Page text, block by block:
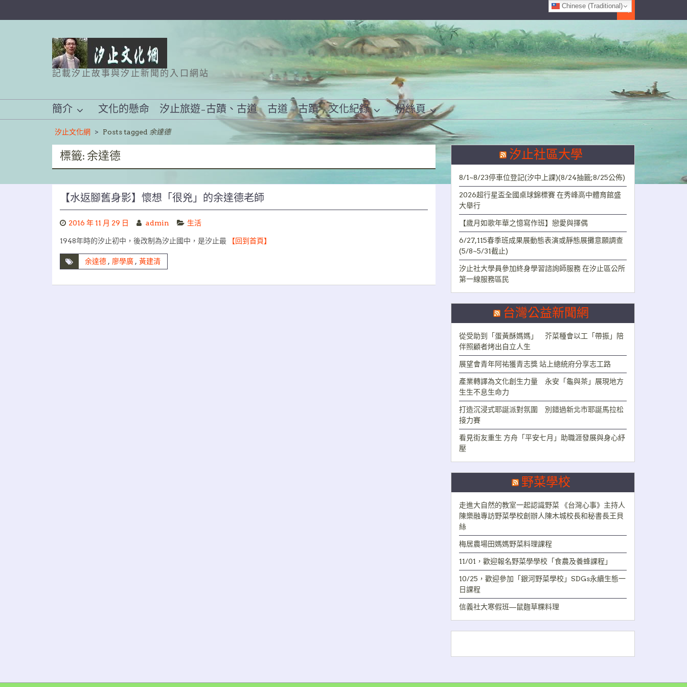
記載汐止故事與汐止新聞的入口網站
簡介 文化的懸命 汐止旅遊–古蹟、古道 古道 古蹟 文化紀錄 粉絲頁
汐止文化網 > Posts tagged 余達德
標籤: 余達德
【水返腳舊身影】懷想「很兇」的余達德老師
2016 年 11 月 29 日 admin 生活
1948年時的汐止初中，後改制為汐止國中，是汐止最 【回到首頁】
余達德 , 廖學廣 , 黃建清
汐止社區大學
8/1~8/23停車位登記(汐中上課)(8/24抽籤;8/25公佈)
2026超行星盃全國桌球錦標賽 在秀峰高中體育館盛
大舉行
【歲月如歌年華之憶寫作班】戀愛與擇偶
6/27,115春季班成果展動態表演或靜態展攤意願調查
(5/8~5/31截止)
汐止社大學員參加終身學習諮詢師服務 在汐止區公所
第一線服務區民
台灣公益新聞網
從受助到「蛋黃酥媽媽」 芥菜種會以工「帶振」陪
伴照顧者烤出自立人生
展望會青年阿祐獲青志獎 站上總統府分享志工路
產業轉譯為文化創生力量 永安「龜與茶」展現地方
生生不息生命力
打造沉浸式耶誕派對氛圍 別錯過新北市耶誕馬拉松
接力賽
看見街友重生 方舟「平安七月」助職涯發展與身心紓
壓
野菜學校
走進大自然的教室一起認識野菜 《台灣心事》主持人
陳樂融專訪野菜學校創辦人陳木城校長和秘書長王貝
絲
梅居農場田媽媽野菜料理課程
11/01，歡迎報名野菜學學校「食農及養蜂課程」
10/25，歡迎參加「銀河野菜學校」SDGs永續生態一
日課程
信義社大寒假班—鼠麴草粿料理
Chinese (Traditional)